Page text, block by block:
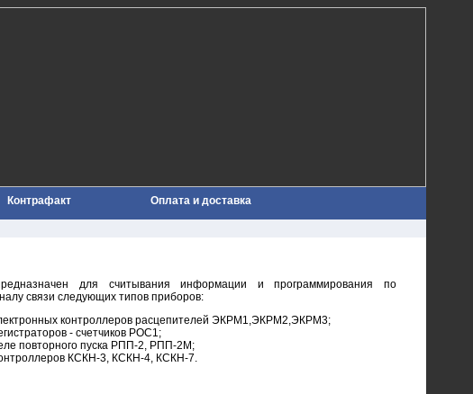
Контрафакт Оплата и доставка
для считывания информации и программирования по
связи следующих типов приборов:
контроллеров расцепителей ЭКРМ1,ЭКРМ2,ЭКРМ3;
- счетчиков РОС1;
повторного пуска РПП-2, РПП-2М;
КСКН-3, КСКН-4, КСКН-7.